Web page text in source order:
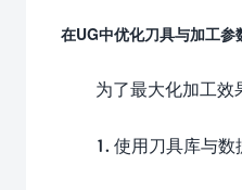
在UG中优化刀具与加工参
为了最大化加工效
1. 使用刀具库与数